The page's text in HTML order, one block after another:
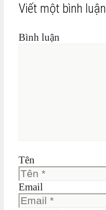
Viết một bình luận
Bình luận
Tên
Email